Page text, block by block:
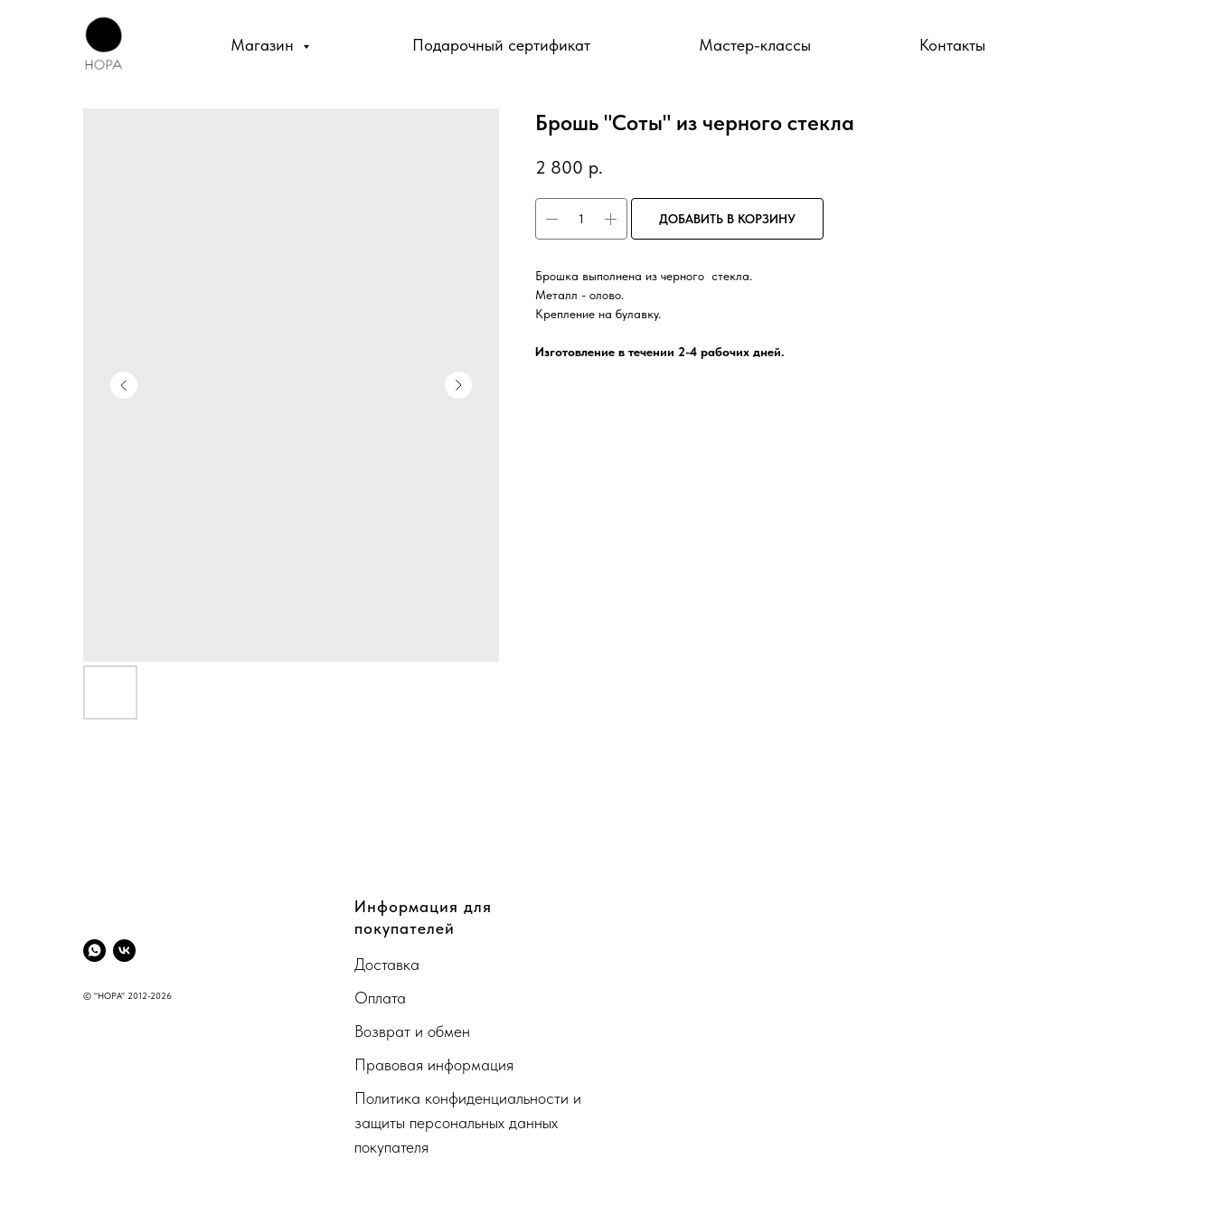
Магазин Подарочный сертификат Мастер-классы Контакты
Брошь "Соты" из черного стекла
2 800 р.
ДОБАВИТЬ В КОРЗИНУ
Брошка выполнена из черного стекла.
Металл - олово.
Крепление на булавку.
Изготовление в течении 2-4 рабочих дней.
© "НОРА" 2012-2026
Информация для
покупателей
Доставка
Оплата
Возврат и обмен
Правовая информация
Политика конфиденциальности и
защиты персональных данных
покупателя